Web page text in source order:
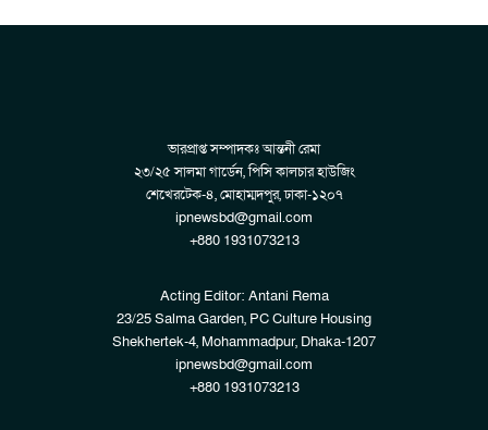
ভারপ্রাপ্ত সম্পাদকঃ আন্তনী রেমা
২৩/২৫ সালমা গার্ডেন, পিসি কালচার হাউজিং
শেখেরটেক-৪, মোহাম্মদপুর, ঢাকা-১২০৭
ipnewsbd@gmail.com
+880 1931073213
Acting Editor: Antani Rema
23/25 Salma Garden, PC Culture Housing
Shekhertek-4, Mohammadpur, Dhaka-1207
ipnewsbd@gmail.com
+880 1931073213